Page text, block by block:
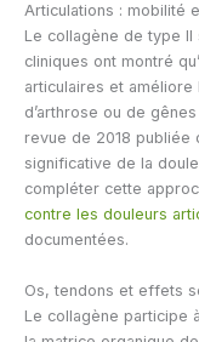
Articulations : mobilité
Le collagène de type
cliniques ont montré
articulaires et
d’arthrose ou de
revue de 2018 publiée
significative de la
compléter cette
contre les douleurs
documentées.
Os, tendons et effets
Le collagène participe